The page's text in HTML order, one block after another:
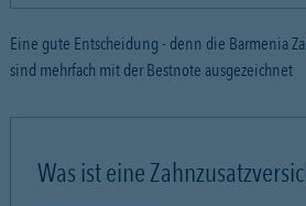
Eine gute Entscheidung - denn die Barmenia
sind mehrfach mit der Bestnote ausgezeichnet
Was ist eine